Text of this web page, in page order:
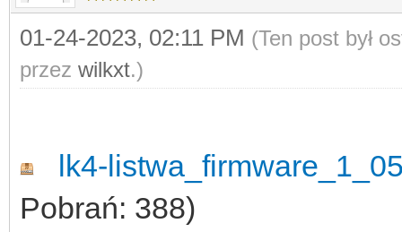
01-24-2023, 02:11 PM (Ten post był
przez wilkxt.)
lk4-
Pobrań: 388)